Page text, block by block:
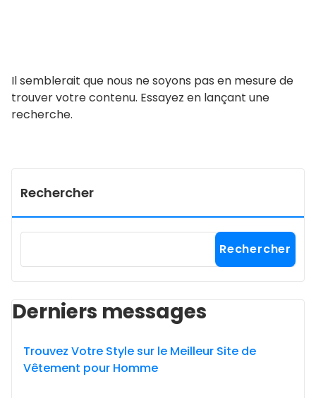
Il semblerait que nous ne soyons pas en mesure de
trouver votre contenu. Essayez en lançant une
recherche.
Rechercher
Rechercher
Derniers messages
Trouvez Votre Style sur le Meilleur Site de
Vêtement pour Homme